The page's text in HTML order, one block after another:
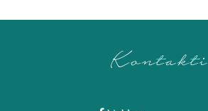
Kontakti